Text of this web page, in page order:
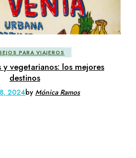
PARA VIAJEROS
y vegetarianos: los mejores
destinos
2024byMónica Ramos